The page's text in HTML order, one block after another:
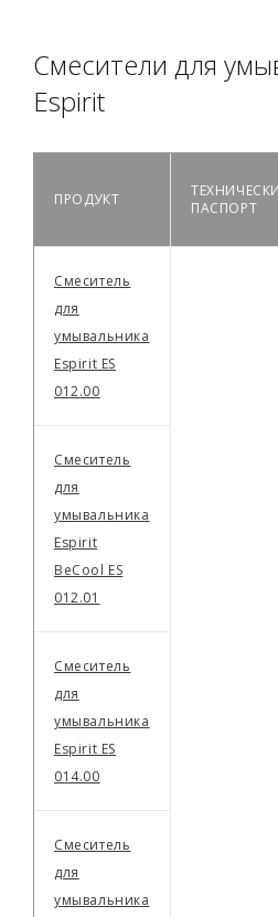
Смесители для
Espirit
ПРОДУКТ
ПАСПОРТ
Смеситель
для
умывальника
Espirit ES
012.00
Смеситель
для
умывальника
Espirit
BeCool ES
012.01
Смеситель
для
умывальника
Espirit ES
014.00
Смеситель
для
умывальника